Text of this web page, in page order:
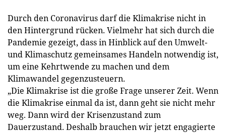
Durch den Coronavirus darf die Klimakrise nicht in
den Hintergrund rücken. Vielmehr hat sich durch die
Pandemie gezeigt, dass in Hinblick auf den Umwelt-
und Klimaschutz gemeinsames Handeln notwendig ist,
um eine Kehrtwende zu machen und dem
Klimawandel gegenzusteuern.
„Die Klimakrise ist die große Frage unserer Zeit. Wenn
die Klimakrise einmal da ist, dann geht sie nicht mehr
weg. Dann wird der Krisenzustand zum
Dauerzustand. Deshalb brauchen wir jetzt engagierte